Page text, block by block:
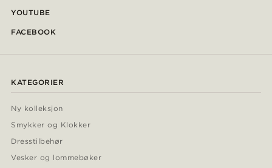
YOUTUBE
FACEBOOK
KATEGORIER
Ny kolleksjon
Smykker og Klokker
Dresstilbehør
Vesker og lommebøker